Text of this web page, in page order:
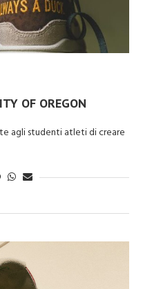
OF OREGON
agli studenti atleti di creare